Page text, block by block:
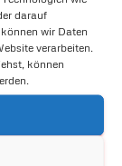
darauf
wir Daten
verarbeiten.
können